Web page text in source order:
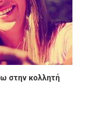
στην κολλητή